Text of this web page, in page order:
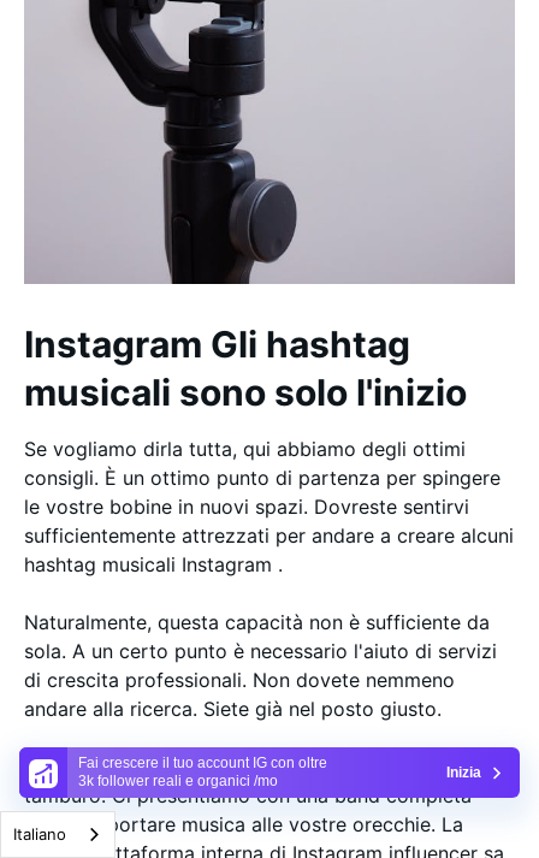
Fai crescere il tuo account IG con oltre
3k follower reali e organici /mo
Inizia
Instagram Gli hashtag
musicali sono solo l'inizio
Se vogliamo dirla tutta, qui abbiamo degli ottimi
consigli. È un ottimo punto di partenza per spingere
le vostre bobine in nuovi spazi. Dovreste sentirvi
sufficientemente attrezzati per andare a creare alcuni
hashtag musicali Instagram .
Naturalmente, questa capacità non è sufficiente da
sola. A un certo punto è necessario l'aiuto di servizi
di crescita professionali. Non dovete nemmeno
andare alla ricerca. Siete già nel posto giusto.
Su Plixi ci piace muoverci al ritmo del nostro
tamburo. Ci presentiamo con una band completa
pronta a portare musica alle vostre orecchie. La
nostra piattaforma interna di Instagram influencer sa
Italiano